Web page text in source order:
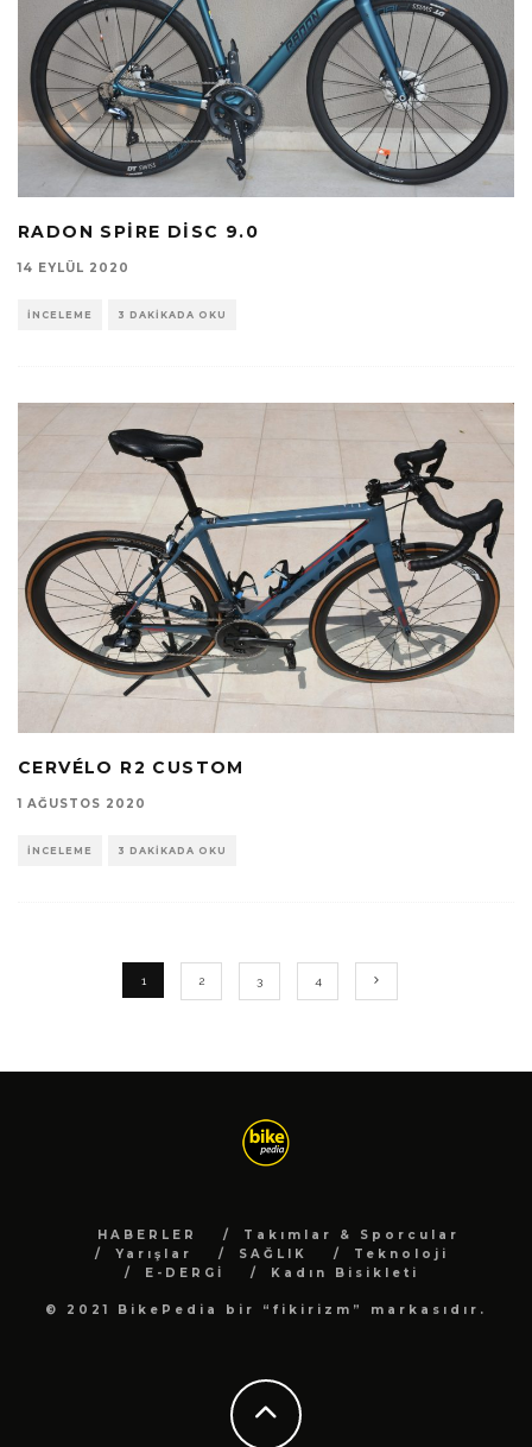
RADON SPIRE DISC 9.0
14 EYLÜL 2020
İNCELEME 3 DAKIKADA OKU
CERVÉLO R2 CUSTOM
1 AĞUSTOS 2020
İNCELEME 3 DAKIKADA OKU
1 2 3 4
HABERLER
Takımlar & Sporcular
Yarışlar
SAĞLIK
Teknoloji
E-DERGİ
Kadın Bisikleti
© 2021 BikePedia bir “fikirizm” markasıdır.